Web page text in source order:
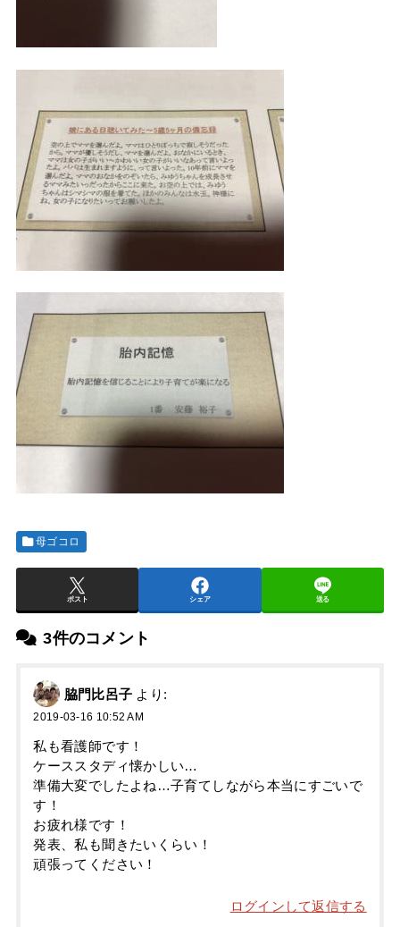
母ゴコロ
ポスト シェア 送る
3件のコメント
脇門比呂子 より:
2019-03-16 10:52 AM
私も看護師です！
ケーススタディ懐かしい…
準備大変でしたよね…子育てしながら本当にすごいで
す！
お疲れ様です！
発表、私も聞きたいくらい！
頑張ってください！
ログインして返信する